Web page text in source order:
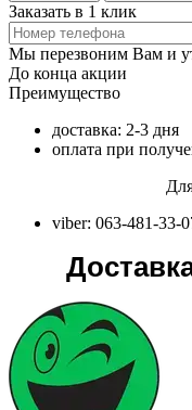
Заказать в 1 клик
Мы перезвоним Вам и
До конца акции
Преимущество
доставка: 2-3 дня
оплата при
viber: 063-481-33-